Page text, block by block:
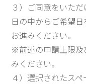
３）ご同意をいた
日の中からご希望
お進みください。
※前述の申請上限及
みください。
４）選択されたス